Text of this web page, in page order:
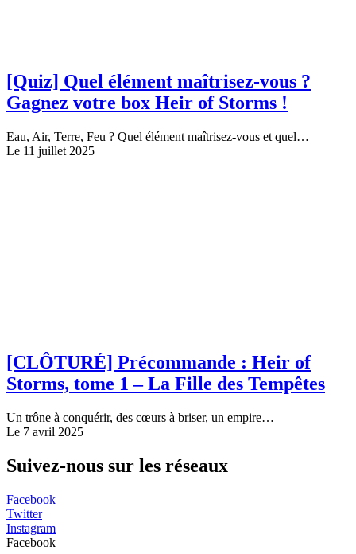
[Quiz] Quel élément maîtrisez-vous ?
Gagnez votre box Heir of Storms !
Eau, Air, Terre, Feu ? Quel élément maîtrisez-vous et quel…
Le 11 juillet 2025
[CLÔTURÉ] Précommande : Heir of
Storms, tome 1 – La Fille des Tempêtes
Un trône à conquérir, des cœurs à briser, un empire…
Le 7 avril 2025
Suivez-nous sur les réseaux
Facebook
Twitter
Instagram
Facebook